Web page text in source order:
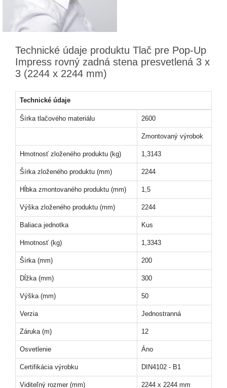
Technické údaje produktu Tlač pre Pop-Up
Impress rovný zadná stena presvetlená 3 x
3 (2244 x 2244 mm)
Technické údaje
Šírka tlačového materiálu 2600
Zmontovaný výrobok
Hmotnosť zloženého produktu (kg) 1,3143
Šírka zloženého produktu (mm) 2244
Hĺbka zmontovaného produktu (mm) 1,5
Výška zloženého produktu (mm) 2244
Baliaca jednotka Kus
Hmotnosť (kg) 1,3343
Šírka (mm) 200
Dĺžka (mm) 300
Výška (mm) 50
Verzia Jednostranná
Záruka (m) 12
Osvetlenie Áno
Certifikácia výrobku DIN4102 - B1
Viditeľný rozmer (mm) 2244 x 2244 mm